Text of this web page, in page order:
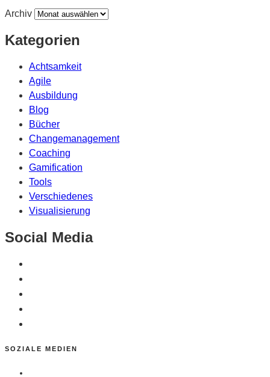
Archiv
Kategorien
Achtsamkeit
Agile
Ausbildung
Blog
Bücher
Changemanagement
Coaching
Gamification
Tools
Verschiedenes
Visualisierung
Social Media
SOZIALE MEDIEN